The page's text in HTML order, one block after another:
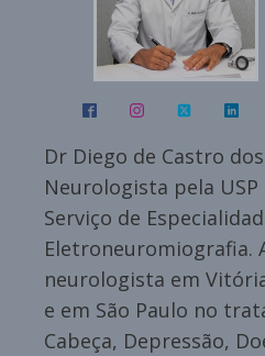
Dr Diego de Castro
Neurologista pela
Serviço de
Eletroneuromiografia.
neurologista em
e em São Paulo no
Cabeça, Depressão,